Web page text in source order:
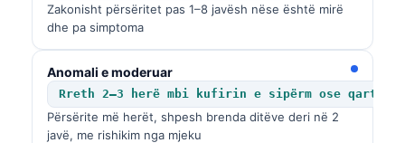
Zakonisht përsëritet pas 1–8 javësh nëse është mirë
dhe pa simptoma
Anomali e moderuar
Rreth 2–3 herë mbi kufirin e sipërm ose qartë
Përsërite më herët, shpesh brenda ditëve deri në 2
javë, me rishikim nga mjeku